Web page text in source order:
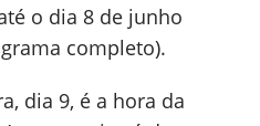
o dia 8 de junho
completo).
dia 9, é a hora da